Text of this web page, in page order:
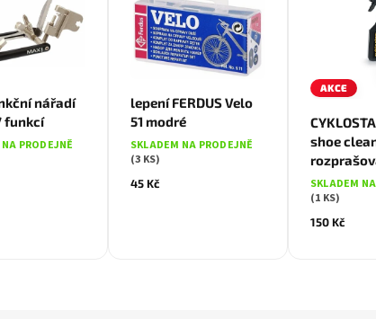
nářadí
funkcí
PRODEJNĚ
lepení FERDUS Velo
51 modré
SKLADEM NA PRODEJNĚ
(3 KS)
45 Kč
AKCE
shoe
SKLADEM
(1 KS)
150 Kč